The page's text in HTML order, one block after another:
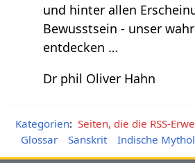
und hinter allen
Bewusstsein - unser
entdecken …
Dr phil Oliver Hahn
Kategorien: Seiten, die die RSS-
Glossar
Sanskrit Indische